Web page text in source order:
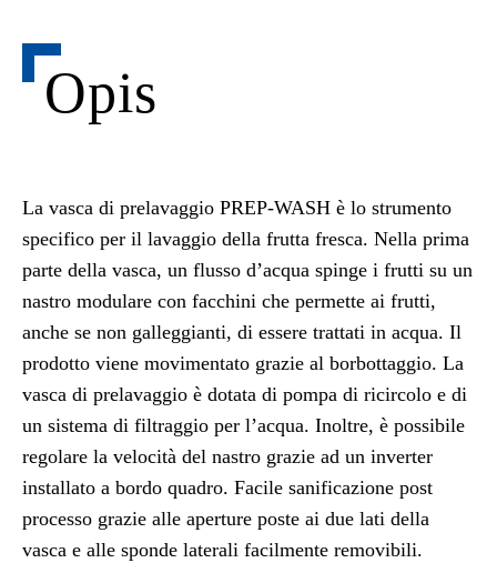
Opis
La vasca di prelavaggio PREP-WASH è lo strumento
specifico per il lavaggio della frutta fresca. Nella prima
parte della vasca, un flusso d’acqua spinge i frutti su un
nastro modulare con facchini che permette ai frutti,
anche se non galleggianti, di essere trattati in acqua. Il
prodotto viene movimentato grazie al borbottaggio. La
vasca di prelavaggio è dotata di pompa di ricircolo e di
un sistema di filtraggio per l’acqua. Inoltre, è possibile
regolare la velocità del nastro grazie ad un inverter
installato a bordo quadro. Facile sanificazione post
processo grazie alle aperture poste ai due lati della
vasca e alle sponde laterali facilmente removibili.